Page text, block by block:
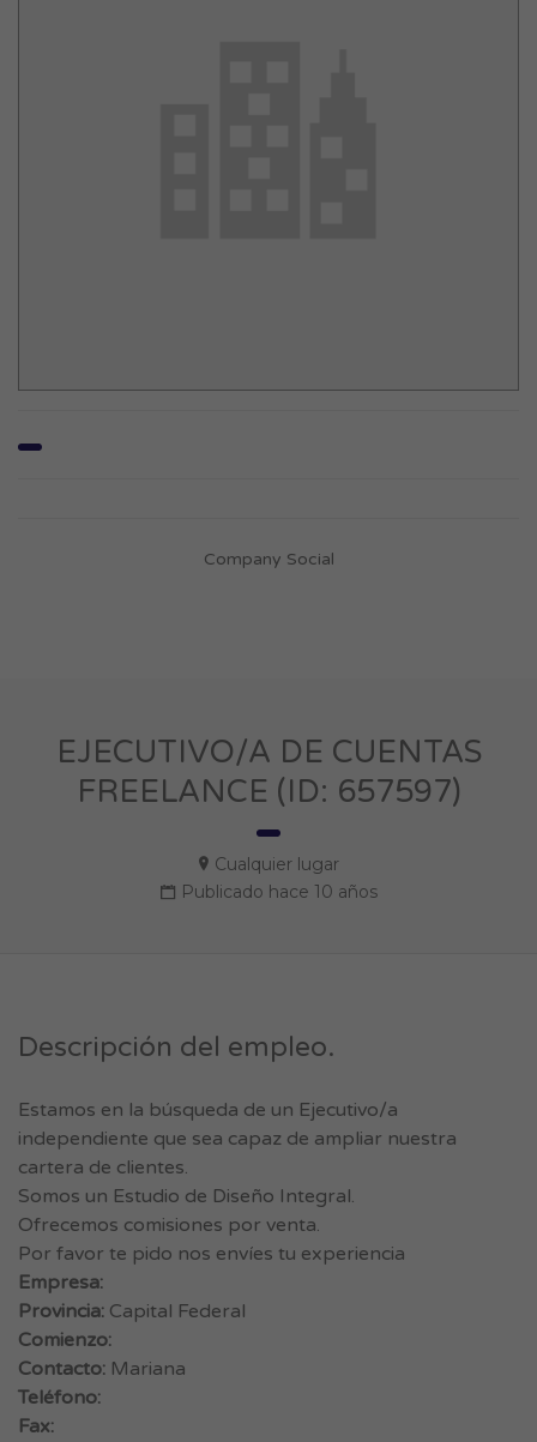
Company Social
EJECUTIVO/A DE CUENTAS
FREELANCE (ID: 657597)
Cualquier lugar
Publicado hace 10 años
Descripción del empleo.
Estamos en la búsqueda de un Ejecutivo/a
independiente que sea capaz de ampliar nuestra
cartera de clientes.
Somos un Estudio de Diseño Integral.
Ofrecemos comisiones por venta.
Por favor te pido nos envíes tu experiencia
Empresa:
Provincia: Capital Federal
Comienzo:
Contacto: Mariana
Teléfono:
Fax: